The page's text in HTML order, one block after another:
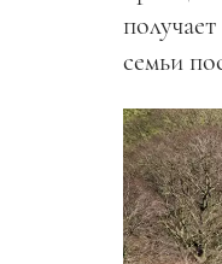
семьи